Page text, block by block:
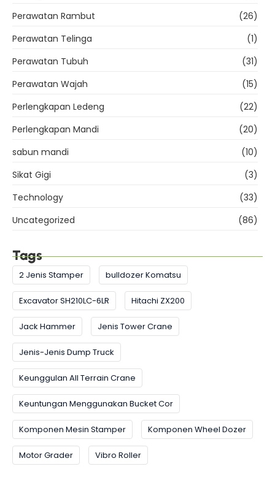
Perawatan Rambut
(26)
Perawatan Telinga
(1)
Perawatan Tubuh
(31)
Perawatan Wajah
(15)
Perlengkapan Ledeng
(22)
Perlengkapan Mandi
(20)
sabun mandi
(10)
Sikat Gigi
(3)
Technology
(33)
Uncategorized
(86)
Tags
2 Jenis Stamper bulldozer Komatsu
Excavator SH210LC-6LR Hitachi ZX200
Jack Hammer Jenis Tower Crane
Jenis-Jenis Dump Truck
Keunggulan All Terrain Crane
Keuntungan Menggunakan Bucket Cor
Komponen Mesin Stamper Komponen Wheel Dozer
Motor Grader Vibro Roller